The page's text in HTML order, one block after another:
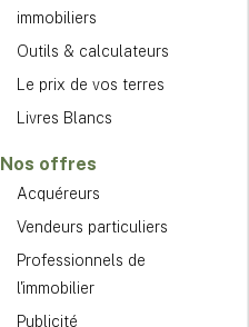
immobiliers
Outils & calculateurs
Le prix de vos terres
Livres Blancs
Nos offres
Acquéreurs
Vendeurs particuliers
Professionnels de
l'immobilier
Publicité